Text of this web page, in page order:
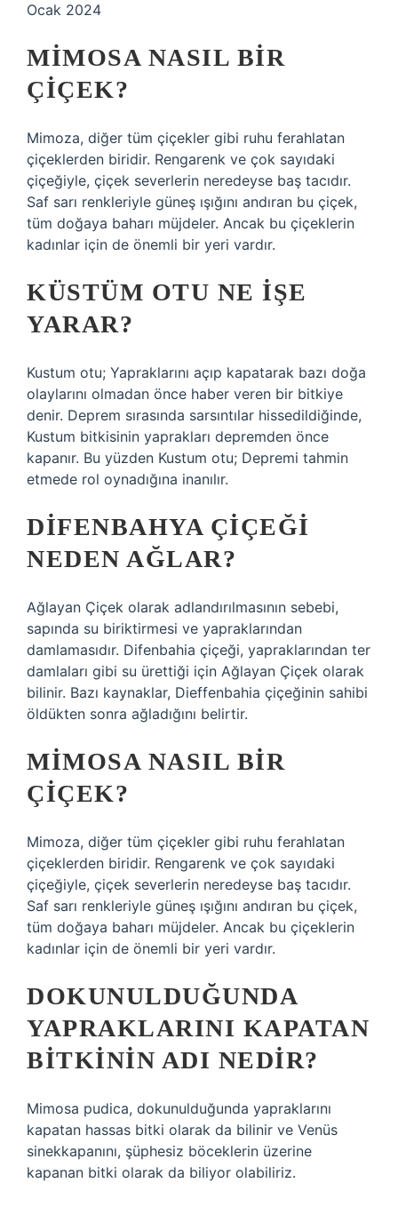
Ocak 2024
MIMOSA NASIL BIR
ÇIÇEK?
Mimoza, diğer tüm çiçekler gibi ruhu ferahlatan
çiçeklerden biridir. Rengarenk ve çok sayıdaki
çiçeğiyle, çiçek severlerin neredeyse baş tacıdır.
Saf sarı renkleriyle güneş ışığını andıran bu çiçek,
tüm doğaya baharı müjdeler. Ancak bu çiçeklerin
kadınlar için de önemli bir yeri vardır.
KÜSTÜM OTU NE IŞE
YARAR?
Kustum otu; Yapraklarını açıp kapatarak bazı doğa
olaylarını olmadan önce haber veren bir bitkiye
denir. Deprem sırasında sarsıntılar hissedildiğinde,
Kustum bitkisinin yaprakları depremden önce
kapanır. Bu yüzden Kustum otu; Depremi tahmin
etmede rol oynadığına inanılır.
DIFENBAHYA ÇIÇEĞI
NEDEN AĞLAR?
Ağlayan Çiçek olarak adlandırılmasının sebebi,
sapında su biriktirmesi ve yapraklarından
damlamasıdır. Difenbahia çiçeği, yapraklarından ter
damlaları gibi su ürettiği için Ağlayan Çiçek olarak
bilinir. Bazı kaynaklar, Dieffenbahia çiçeğinin sahibi
öldükten sonra ağladığını belirtir.
MIMOSA NASIL BIR
ÇIÇEK?
Mimoza, diğer tüm çiçekler gibi ruhu ferahlatan
çiçeklerden biridir. Rengarenk ve çok sayıdaki
çiçeğiyle, çiçek severlerin neredeyse baş tacıdır.
Saf sarı renkleriyle güneş ışığını andıran bu çiçek,
tüm doğaya baharı müjdeler. Ancak bu çiçeklerin
kadınlar için de önemli bir yeri vardır.
DOKUNULDUĞUNDA
YAPRAKLARINI KAPATAN
BITKININ ADI NEDIR?
Mimosa pudica, dokunulduğunda yapraklarını
kapatan hassas bitki olarak da bilinir ve Venüs
sinekkapanını, şüphesiz böceklerin üzerine
kapanan bitki olarak da biliyor olabiliriz.